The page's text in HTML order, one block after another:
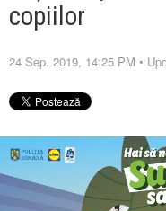
copiilor
24 Sep. 2019, 14:25 PM •